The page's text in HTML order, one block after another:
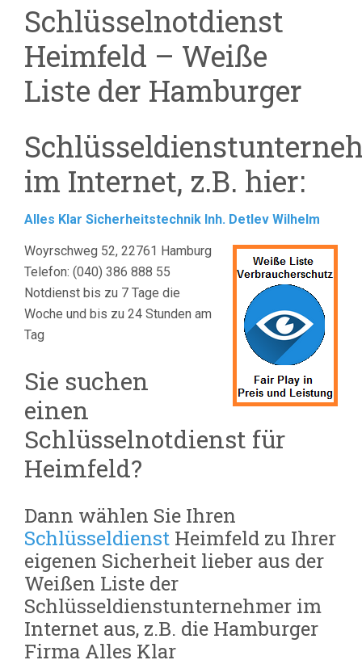
Schlüsselnotdienst
Heimfeld – Weiße
Liste der Hamburger
im Internet, z.B. hier:
Alles Klar Sicherheitstechnik Inh. Detlev Wilhelm
Woyrschweg 52, 22761 Hamburg
Telefon: (040) 386 888 55
Notdienst bis zu 7 Tage die
Woche und bis zu 24 Stunden am
Tag
Sie suchen
einen
Schlüsselnotdienst für
Heimfeld?
Dann wählen Sie Ihren
Schlüsseldienst Heimfeld zu Ihrer
eigenen Sicherheit lieber aus der
Weißen Liste der
Schlüsseldienstunternehmer im
Internet aus, z.B. die Hamburger
Firma Alles Klar